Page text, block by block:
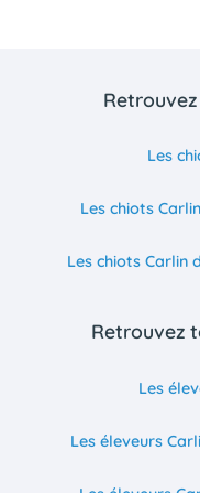
Les
Les chiots
Les chiots Carlin
Retrouvez
Les
Les éleveurs